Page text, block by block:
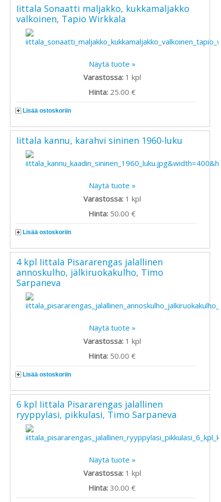
Iittala Sonaatti maljakko, kukkamaljakko
valkoinen, Tapio Wirkkala
Näytä tuote »
Varastossa: 1 kpl
Hinta: 25.00 €
Lisää ostoskoriin
Iittala kannu, karahvi sininen 1960-luku
Näytä tuote »
Varastossa: 1 kpl
Hinta: 50.00 €
Lisää ostoskoriin
4 kpl Iittala Pisararengas jalallinen
annoskulho, jälkiruokakulho, Timo
Sarpaneva
Näytä tuote »
Varastossa: 1 kpl
Hinta: 50.00 €
Lisää ostoskoriin
6 kpl Iittala Pisararengas jalallinen
ryyppylasi, pikkulasi, Timo Sarpaneva
Näytä tuote »
Varastossa: 1 kpl
Hinta:30.00 €